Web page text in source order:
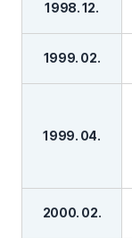
1998. 12.
1999. 02.
1999. 04.
2000. 02.